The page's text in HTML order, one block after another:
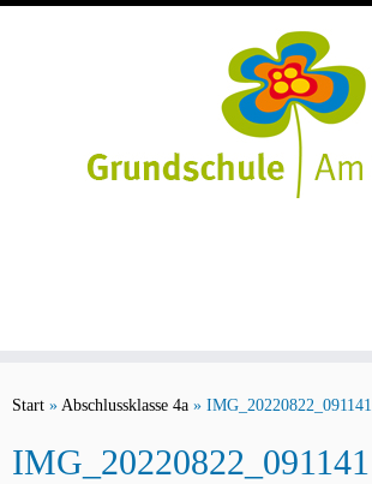
Inhalt
Start » Abschlussklasse 4a » IMG_20220822_091141
IMG_20220822_091141